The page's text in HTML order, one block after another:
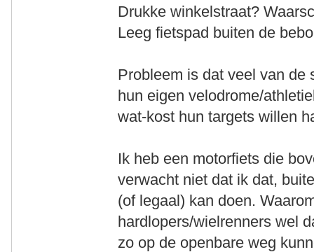
Drukke winkelstraat?
Leeg fietspad buiten de
Probleem is dat veel van de
hun eigen velodrome/
wat-kost hun targets willen
Ik heb een motorfiets die
verwacht niet dat ik dat,
(of legaal) kan doen.
hardlopers/wielrenners wel
zo op de openbare weg